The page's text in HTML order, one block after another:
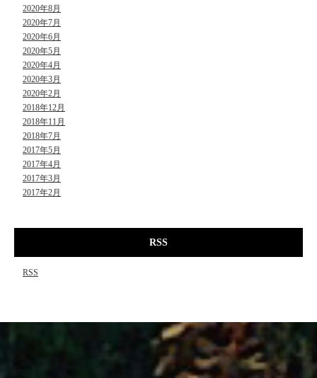
2020年8月
2020年7月
2020年6月
2020年5月
2020年4月
2020年3月
2020年2月
2018年12月
2018年11月
2018年7月
2017年5月
2017年4月
2017年3月
2017年2月
RSS
RSS